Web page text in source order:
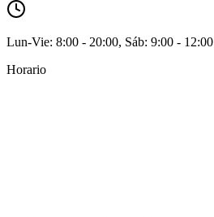
Lun-Vie: 8:00 - 20:00, Sáb: 9:00 - 12:00
Horario